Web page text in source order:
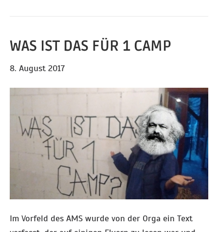
WAS IST DAS FÜR 1 CAMP
8. August 2017
Im Vorfeld des AMS wurde von der Orga ein Text